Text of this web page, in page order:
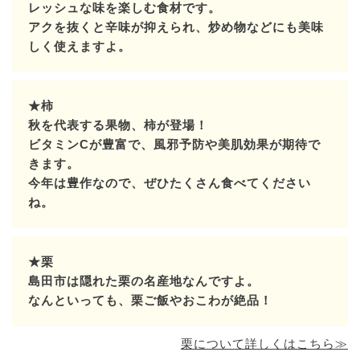
レッシュな味を楽しむ食材です。
アクを抜くと辛味が抑えられ、炒め物などにも美味
しく使えますよ。
★柿
秋を代表する果物、柿が登場！
ビタミンCが豊富で、風邪予防や美肌効果が期待で
きます。
今年は豊作なので、ぜひたくさん食べてください
ね。
★栗
島田市は隠れた栗の名産地なんですよ。
なんといっても、栗ご飯やおこわが絶品！
栗について詳しくはこちら≫